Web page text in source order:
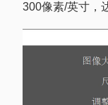
300像素/英寸，